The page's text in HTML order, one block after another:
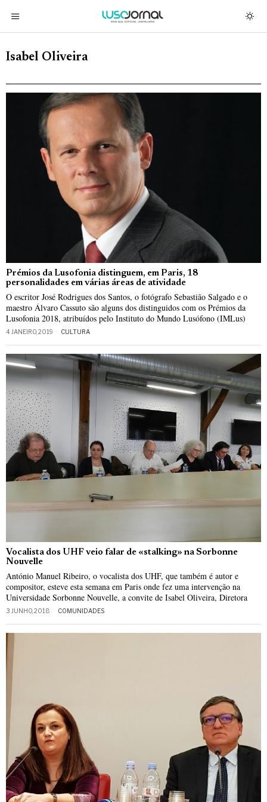
Isabel Oliveira
Prémios da Lusofonia distinguem, em Paris, 18
personalidades em várias áreas de atividade
O escritor José Rodrigues dos Santos, o fotógrafo Sebastião Salgado e o
maestro Álvaro Cassuto são alguns dos distinguidos com os Prémios da
Lusofonia 2018, atribuídos pelo Instituto do Mundo Lusófono (IMLus)
4 JANEIRO, 2019 CULTURA
Vocalista dos UHF veio falar de «stalking» na Sorbonne
Nouvelle
António Manuel Ribeiro, o vocalista dos UHF, que também é autor e
compositor, esteve esta semana em Paris onde fez uma intervenção na
Universidade Sorbonne Nouvelle, a convite de Isabel Oliveira, Diretora
3 JUNHO, 2018 COMUNIDADES